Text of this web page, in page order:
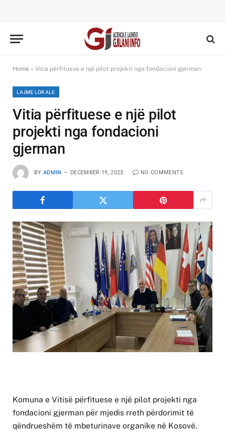
Home » Vitia përfituese e një pilot projekti nga fondacioni gjerman
LAJME LOKALE
Vitia përfituese e një pilot
projekti nga fondacioni
gjerman
BY ADMIN DECEMBER 19, 2023 NO COMMENTS
Komuna e Vitisë përfituese e një pilot projekti nga
fondacioni gjerman për mjedis rreth përdorimit të
qëndrueshëm të mbeturinave organike në Kosovë.